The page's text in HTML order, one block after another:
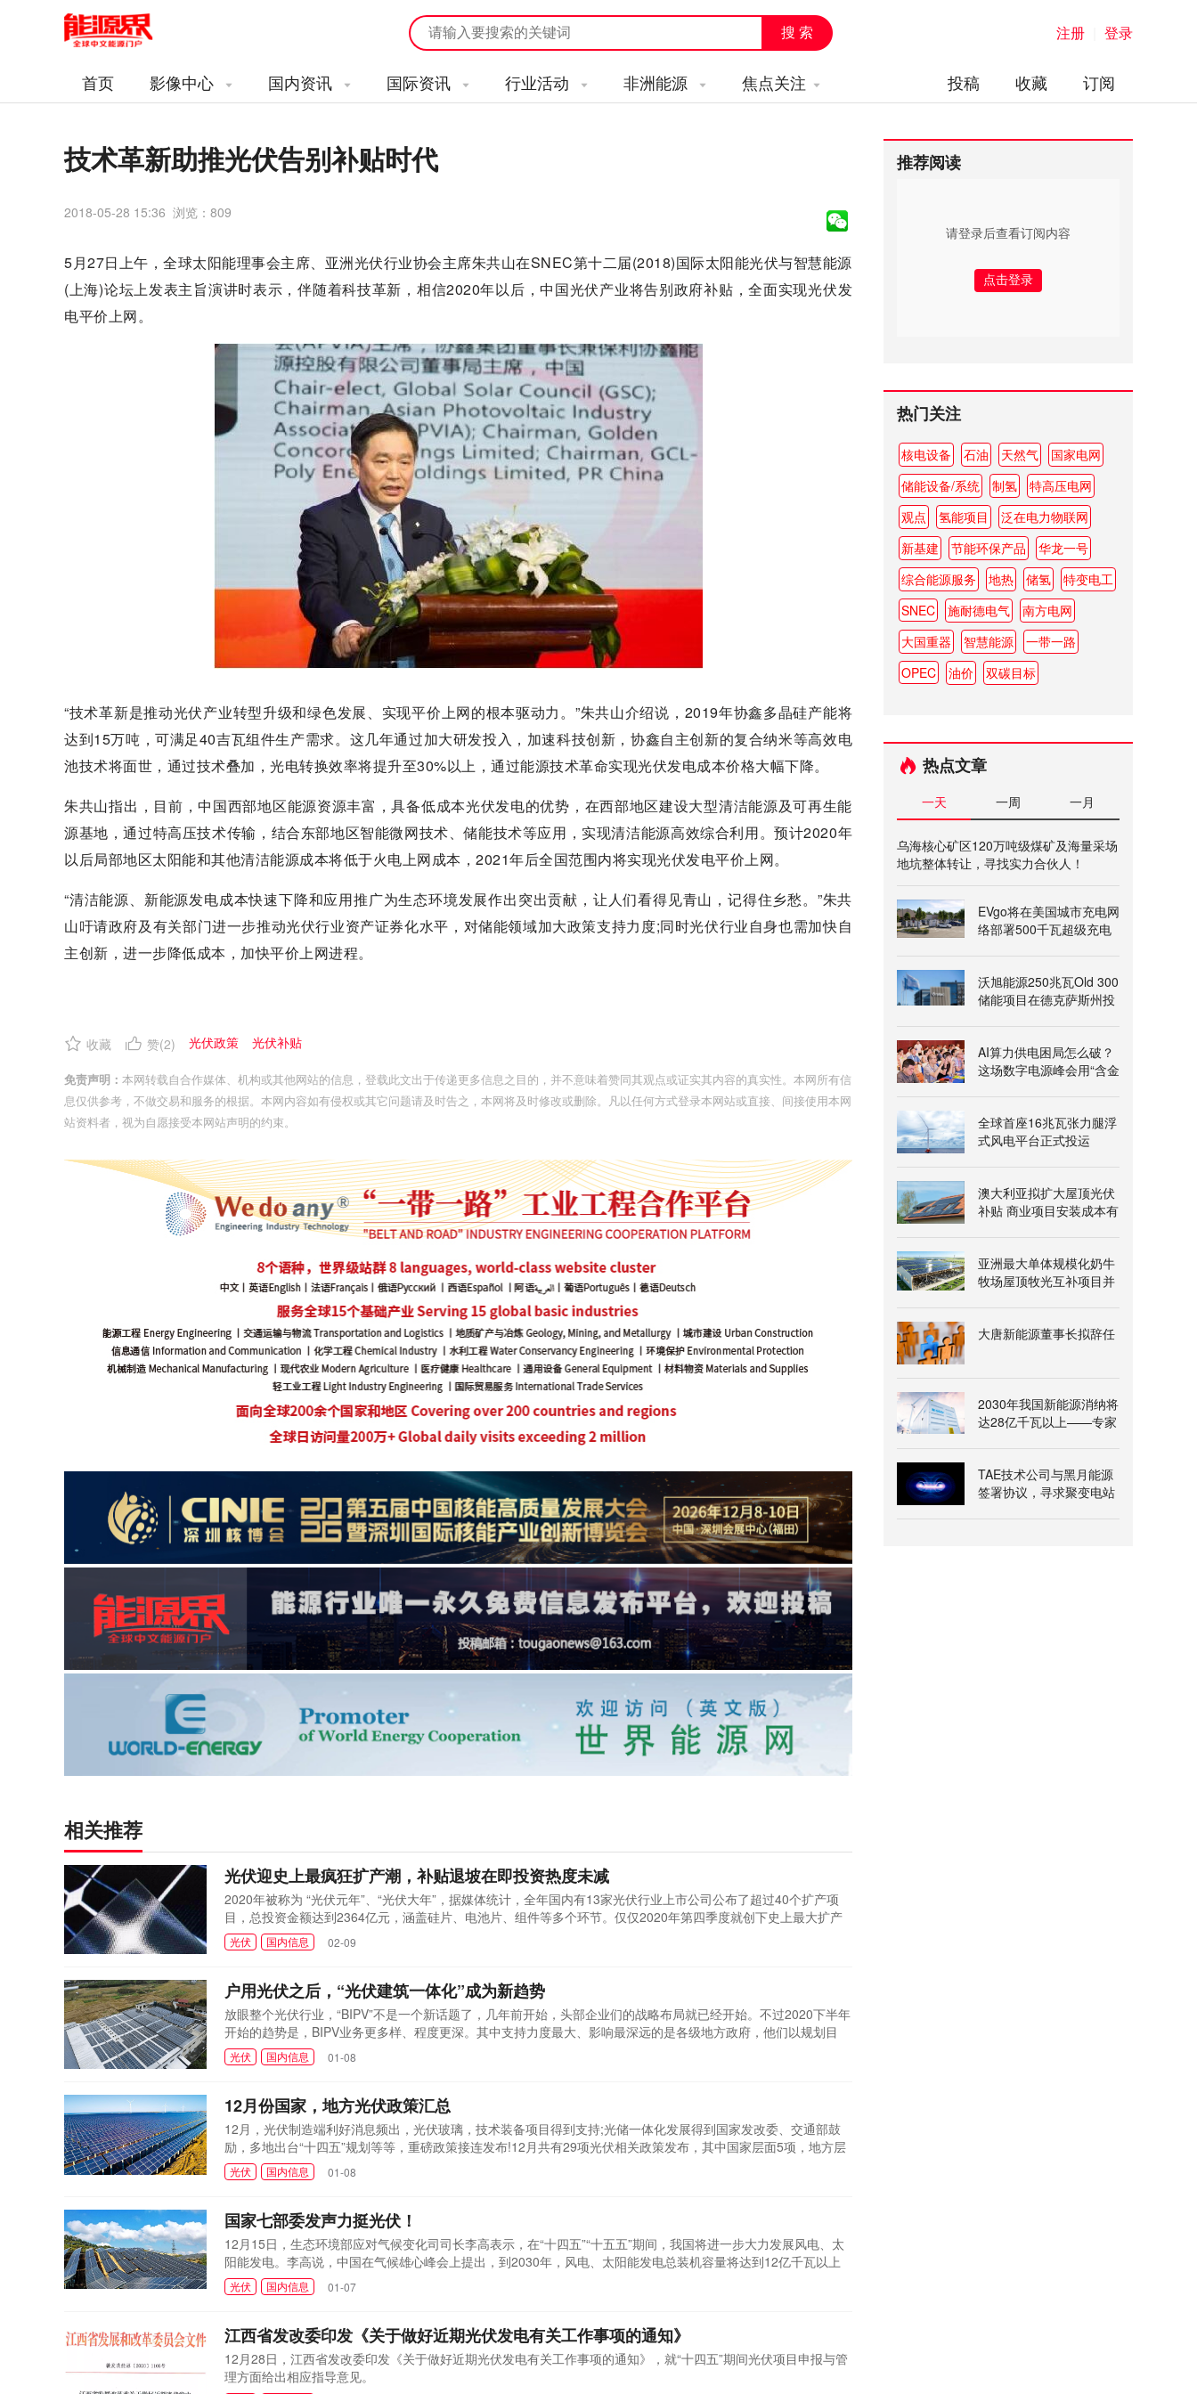
注册 登录
首页 影像中心 国内资讯 国际资讯 行业活动 非洲能源 焦点关注 订阅
收藏
投稿
技术革新助推光伏告别补贴时代
2018-05-28 15:36 浏览： 809
5月27日上午，全球太阳能理事会主席、亚洲光伏行业协会主席朱共山在SNEC第十二届(2018)国际太阳能光伏与智慧能源
(上海)论坛上发表主旨演讲时表示，伴随着科技革新，相信2020年以后，中国光伏产业将告别政府补贴，全面实现光伏发
电平价上网。
“技术革新是推动光伏产业转型升级和绿色发展、实现平价上网的根本驱动力。”朱共山介绍说，2019年协鑫多晶硅产能将
达到15万吨，可满足40吉瓦组件生产需求。这几年通过加大研发投入，加速科技创新，协鑫自主创新的复合纳米等高效电
池技术将面世，通过技术叠加，光电转换效率将提升至30%以上，通过能源技术革命实现光伏发电成本价格大幅下降。
朱共山指出，目前，中国西部地区能源资源丰富，具备低成本光伏发电的优势，在西部地区建设大型清洁能源及可再生能
源基地，通过特高压技术传输，结合东部地区智能微网技术、储能技术等应用，实现清洁能源高效综合利用。预计2020年
以后局部地区太阳能和其他清洁能源成本将低于火电上网成本，2021年后全国范围内将实现光伏发电平价上网。
“清洁能源、新能源发电成本快速下降和应用推广为生态环境发展作出突出贡献，让人们看得见青山，记得住乡愁。”朱共
山吁请政府及有关部门进一步推动光伏行业资产证券化水平，对储能领域加大政策支持力度;同时光伏行业自身也需加快自
主创新，进一步降低成本，加快平价上网进程。
收藏 赞(2) 光伏政策 光伏补贴
免责声明： 本网转载自合作媒体、机构或其他网站的信息，登载此文出于传递更多信息之目的，并不意味着赞同其观点或证实其内容的真实性。本网所有信
息仅供参考，不做交易和服务的根据。本网内容如有侵权或其它问题请及时告之，本网将及时修改或删除。凡以任何方式登录本网站或直接、间接使用本网
站资料者，视为自愿接受本网站声明的约束。
相关推荐
光伏迎史上最疯狂扩产潮，补贴退坡在即投资热度未减
2020年被称为 “光伏元年”、“光伏大年”，据媒体统计，全年国内有13家光伏行业上市公司公布了超过40个扩产项
目，总投资金额达到2364亿元，涵盖硅片、电池片、组件等多个环节。仅仅2020年第四季度就创下史上最大扩产
记录。
光伏 国内信息 02-09
户用光伏之后，“光伏建筑一体化”成为新趋势
放眼整个光伏行业，“BIPV”不是一个新话题了，几年前开始，头部企业们的战略布局就已经开始。不过2020下半年
开始的趋势是，BIPV业务更多样、程度更深。其中支持力度最大、影响最深远的是各级地方政府，他们以规划目
标、奖励资金、优惠政策等方式，主动推动BIPV绿色建筑的发展，从静静观望，到零星发声，已经过渡到了大力支
持。
光伏 国内信息 01-08
12月份国家，地方光伏政策汇总
12月，光伏制造端利好消息频出，光伏玻璃，技术装备项目得到支持;光储一体化发展得到国家发改委、交通部鼓
励，多地出台“十四五”规划等等，重磅政策接连发布!12月共有29项光伏相关政策发布，其中国家层面5项，地方层
面24项。
光伏 国内信息 01-08
国家七部委发声力挺光伏！
12月15日，生态环境部应对气候变化司司长李高表示，在“十四五”“十五五”期间，我国将进一步大力发展风电、太
阳能发电。李高说，中国在气候雄心峰会上提出，到2030年，风电、太阳能发电总装机容量将达到12亿千瓦以上
等4项目标。这一目标充分展现了中国积极应对气候变化的力度与决心。到2030年的风电、太阳能发电装机目标接
近现有规模的3倍，相当于美国目前全部发电装机规模，超过了目前全球风电、光伏的装机规模。这意味着我国风
光伏 国内信息 01-07
江西省发改委印发《关于做好近期光伏发电有关工作事项的通知》
12月28日，江西省发改委印发《关于做好近期光伏发电有关工作事项的通知》，就“十四五”期间光伏项目申报与管
理方面给出相应指导意见。
推荐阅读
请登录后查看订阅内容
热门关注
核电设备 石油 天然气
国家电网
储能设备/系统
制氢
特高压电网
观点
氢能项目
泛在电力物联网
新基建
节能环保产品
华龙一号
综合能源服务
地热 储氢
特变电工
SNEC
施耐德电气
南方电网
大国重器
智慧能源
一带一路
OPEC
油价 双碳目标
热点文章
一天 一周 一月
乌海核心矿区120万吨级煤矿及海量采场
地坑整体转让，寻找实力合伙人！
EVgo将在美国城市充电网
络部署500千瓦超级充电
沃旭能源250兆瓦Old 300
储能项目在德克萨斯州投
AI算力供电困局怎么破？
这场数字电源峰会用“含金
全球首座16兆瓦张力腿浮
式风电平台正式投运
澳大利亚拟扩大屋顶光伏
补贴 商业项目安装成本有
亚洲最大单体规模化奶牛
牧场屋顶牧光互补项目并
大唐新能源董事长拟辞任
2030年我国新能源消纳将
达28亿千瓦以上——专家
TAE技术公司与黑月能源
签署协议，寻求聚变电站